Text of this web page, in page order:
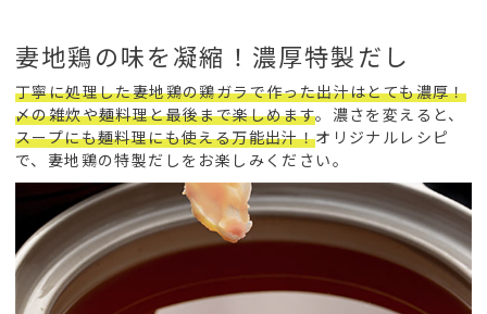
妻地鶏の味を凝縮！濃厚特製だし
丁寧に処理した妻地鶏の鶏ガラで作った出汁はとても濃厚！
〆の雑炊や麺料理と最後まで楽しめます。濃さを変えると、
スープにも麺料理にも使える万能出汁！オリジナルレシピ
で、妻地鶏の特製だしをお楽しみください。